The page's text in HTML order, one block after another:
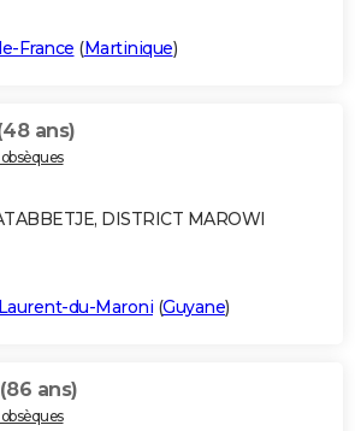
France (Martinique)
ans)
DISTRICT MAROWI
du-Maroni (Guyane)
(86 ans)